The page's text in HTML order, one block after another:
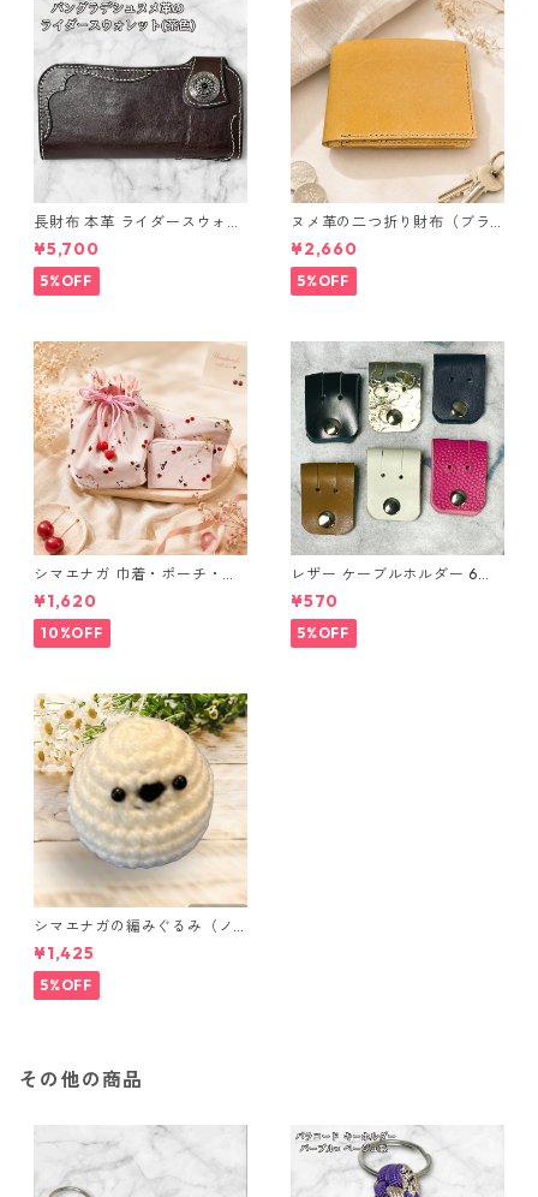
長財布 本革 ライダースウォレ
ット 国産 ヌメ革 ブラウン バ
ングラデシュ l175 レザー 革財
布 ハンドメイド 経年変化
¥5,700
5%OFF
ヌメ革の二つ折り財布（ブラ
ウン系）
¥2,660
5%OFF
シマエナガ 巾着・ポーチ・ミ
ニポーチ(カード収納にも) ３
点セット さくらんぼ柄×淡いピ
ンク
¥1,620
10%OFF
レザー ケーブルホルダー 6個
セット
¥570
5%OFF
シマエナガの編みぐるみ（ノ
ーマル）
¥1,425
5%OFF
その他の商品